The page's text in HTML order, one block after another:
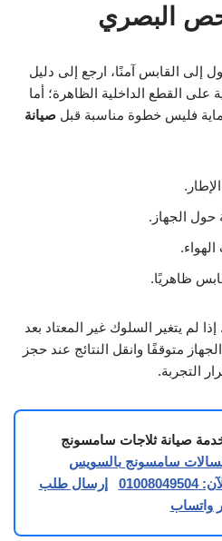
البصري
إلى القابس آمنًا، ارجع إلى دليل
على القطع الداخلية الظاهرة؛ أما
فليس خطوة مناسبة قبل صيانة
الجهاز.
ظاهريًا.
لم يتغير السلوك غير المعتاد بعد
متوقفًا وانقل النتائج عند حجز
التجربة.
صيانة ثلاجات سامسونج
سامسونج بالسويس
إرسال طلب
واتساب